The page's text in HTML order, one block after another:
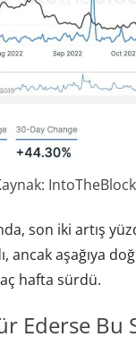
IntoTheBlock
son iki artış
ancak aşağıya
hafta sürdü.
Ederse Bu